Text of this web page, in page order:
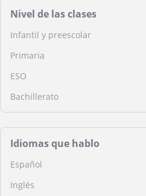
Nivel de las clases
Infantil y preescolar
Primaria
ESO
Bachillerato
Idiomas que hablo
Español
Inglés